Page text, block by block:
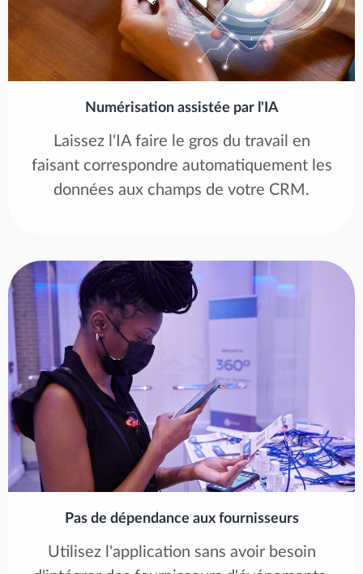
Numérisation assistée par l'IA
Laissez l'IA faire le gros du travail en
faisant correspondre automatiquement les
données aux champs de votre CRM.
Pas de dépendance aux fournisseurs
Utilisez l'application sans avoir besoin